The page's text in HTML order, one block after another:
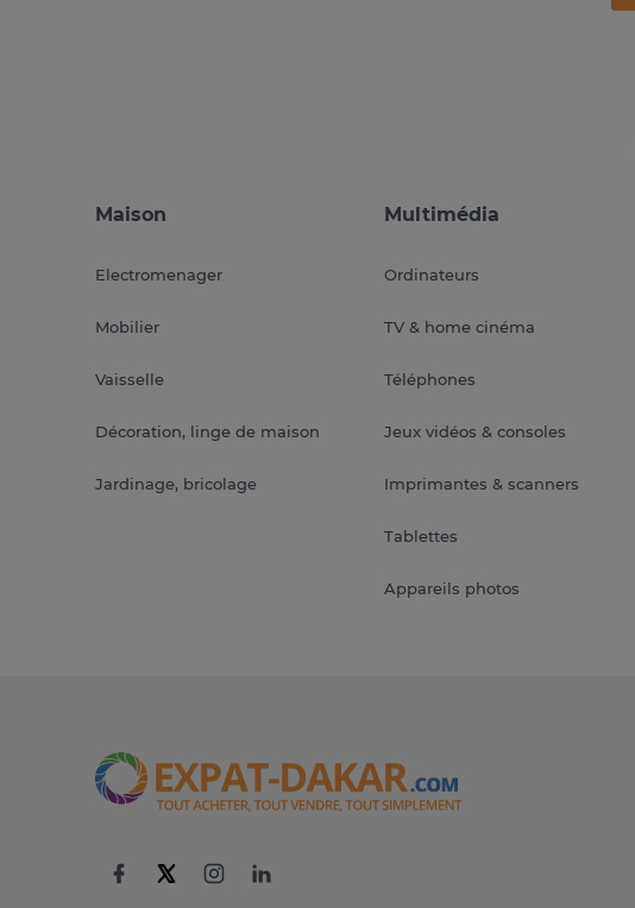
Maison
Electromenager
Mobilier
Vaisselle
Décoration, linge de maison
Jardinage, bricolage
Multimédia
Ordinateurs
TV & home cinéma
Téléphones
Jeux vidéos & consoles
Imprimantes & scanners
Tablettes
Appareils photos